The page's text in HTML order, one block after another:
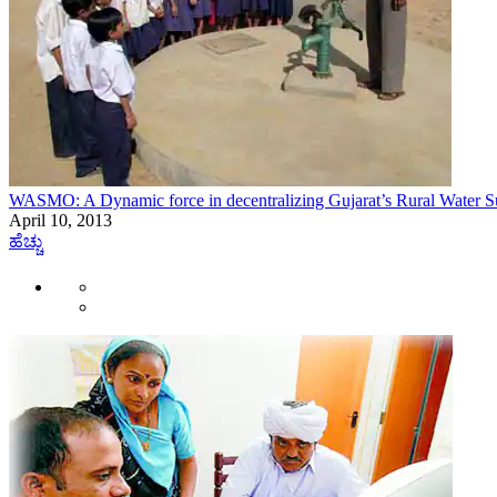
WASMO: A Dynamic force in decentralizing Gujarat’s Rural Water
April 10, 2013
ಹೆಚ್ಚು